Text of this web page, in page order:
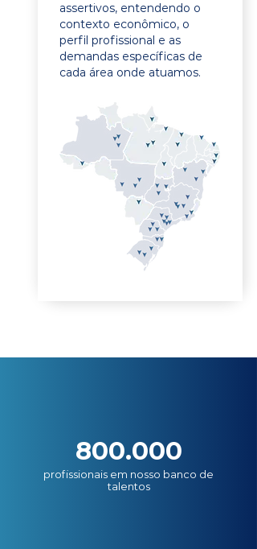
assertivos, entendendo o
contexto econômico, o
perfil profissional e as
demandas específicas de
cada área onde atuamos.
800.000
profissionais em nosso banco de
talentos